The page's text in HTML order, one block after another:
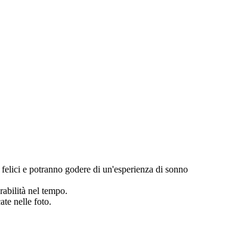
e potranno godere di un'esperienza di sonno
nel tempo.
nelle foto.